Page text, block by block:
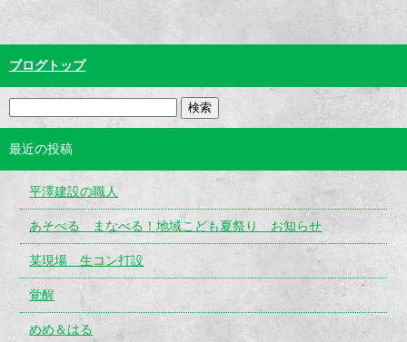
ブログトップ
最近の投稿
平澤建設の職人
あそべる まなべる！地域こども夏祭り お知らせ
某現場 生コン打設
覚醒
めめ＆はる